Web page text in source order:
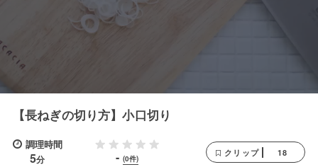
【長ねぎの切り方】小口切り
調理時間
5分 - (0件)
クリップ 18